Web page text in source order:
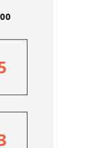
ッフの個人
からの資料
す。
除、利用停
続きにより、
開示いたし